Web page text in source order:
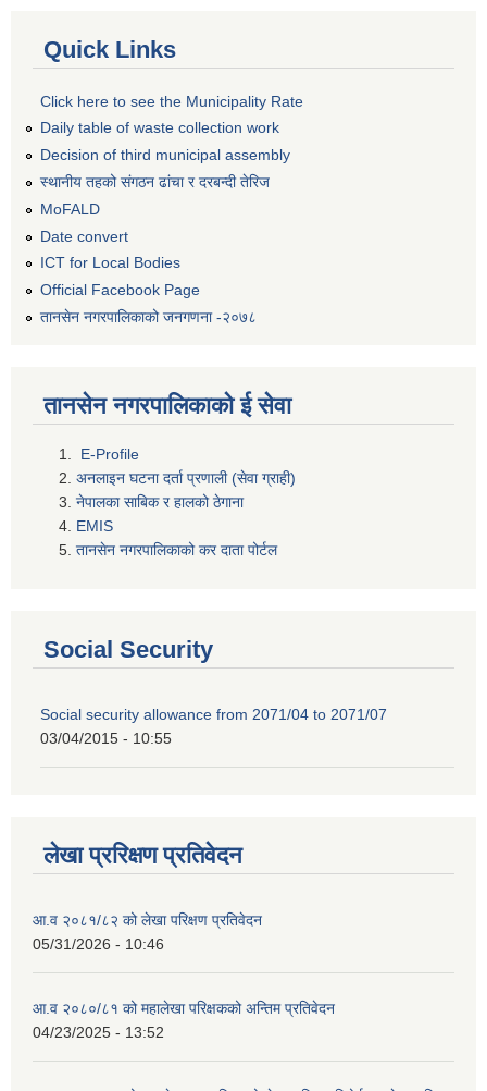
Quick Links
Click here to see the Municipality Rate
Daily table of waste collection work
Decision of third municipal assembly
स्थानीय तहको संगठन ढांचा र दरबन्दी तेरिज
MoFALD
Date convert
ICT for Local Bodies
Official Facebook Page
तानसेन नगरपालिकाको जनगणना -२०७८
तानसेन नगरपालिकाको ई सेवा
E-Profile
अनलाइन घटना दर्ता प्रणाली (सेवा ग्राही)
नेपालका साबिक र हालको ठेगाना
EMIS
तानसेन नगरपालिकाको कर दाता पोर्टल
Social Security
Social security allowance from 2071/04 to 2071/07
03/04/2015 - 10:55
लेखा प्ररिक्षण प्रतिवेदन
आ.व २०८१/८२ को लेखा परिक्षण प्रतिवेदन
05/31/2026 - 10:46
आ.व २०८०/८१ को महालेखा परिक्षकको अन्तिम प्रतिवेदन
04/23/2025 - 13:52